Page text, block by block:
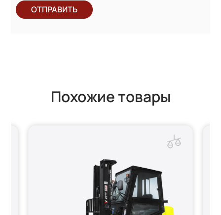
ОТПРАВИТЬ
Похожие товары